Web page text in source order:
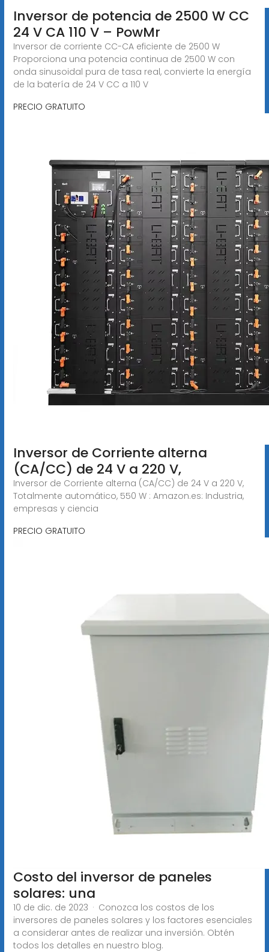
Inversor de potencia de 2500 W CC
24 V CA 110 V – PowMr
Inversor de corriente CC-CA eficiente de 2500 W
Proporciona una potencia continua de 2500 W con
onda sinusoidal pura de tasa real, convierte la energía
de la batería de 24 V CC a 110 V
PRECIO GRATUITO
Inversor de Corriente alterna
(CA/CC) de 24 V a 220 V,
Inversor de Corriente alterna (CA/CC) de 24 V a 220 V,
Totalmente automático, 550 W : Amazon.es: Industria,
empresas y ciencia
PRECIO GRATUITO
Costo del inversor de paneles
solares: una
10 de dic. de 2023 · Conozca los costos de los
inversores de paneles solares y los factores esenciales
a considerar antes de realizar una inversión. Obtén
todos los detalles en nuestro blog.